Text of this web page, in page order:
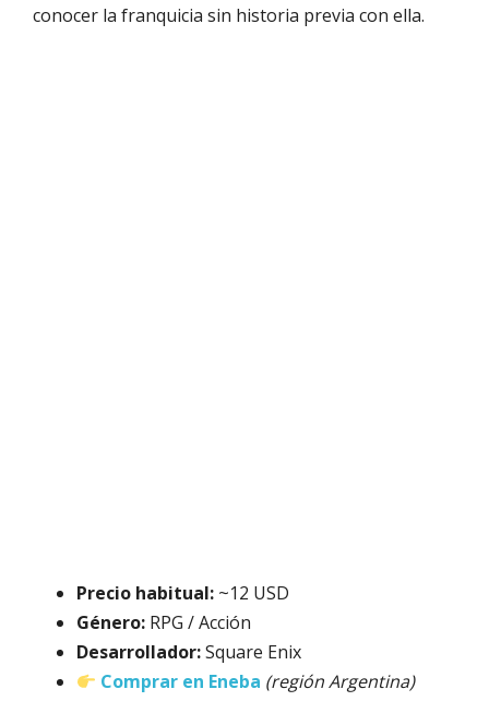
conocer la franquicia sin historia previa con ella.
Precio habitual: ~12 USD
Género: RPG / Acción
Desarrollador:Square Enix
Comprar en Eneba (región Argentina)